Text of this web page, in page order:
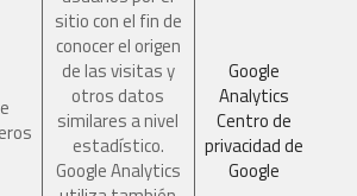
sitio con el fin de
conocer el origen
de las visitas y
otros datos
similares a nivel
estadístico.
Google Analytics
Google
Analytics
Centro de
privacidad de
Google